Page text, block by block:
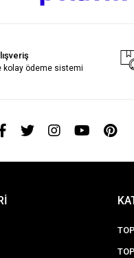
kolay ödeme sistemi